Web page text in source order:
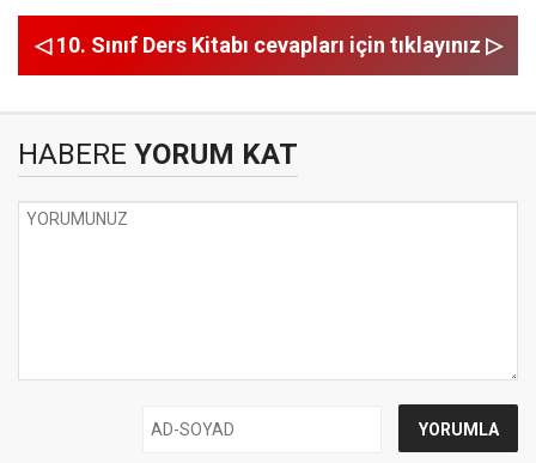
◁ 10. Sınıf Ders Kitabı cevapları için tıklayınız ▷
HABERE YORUM KAT